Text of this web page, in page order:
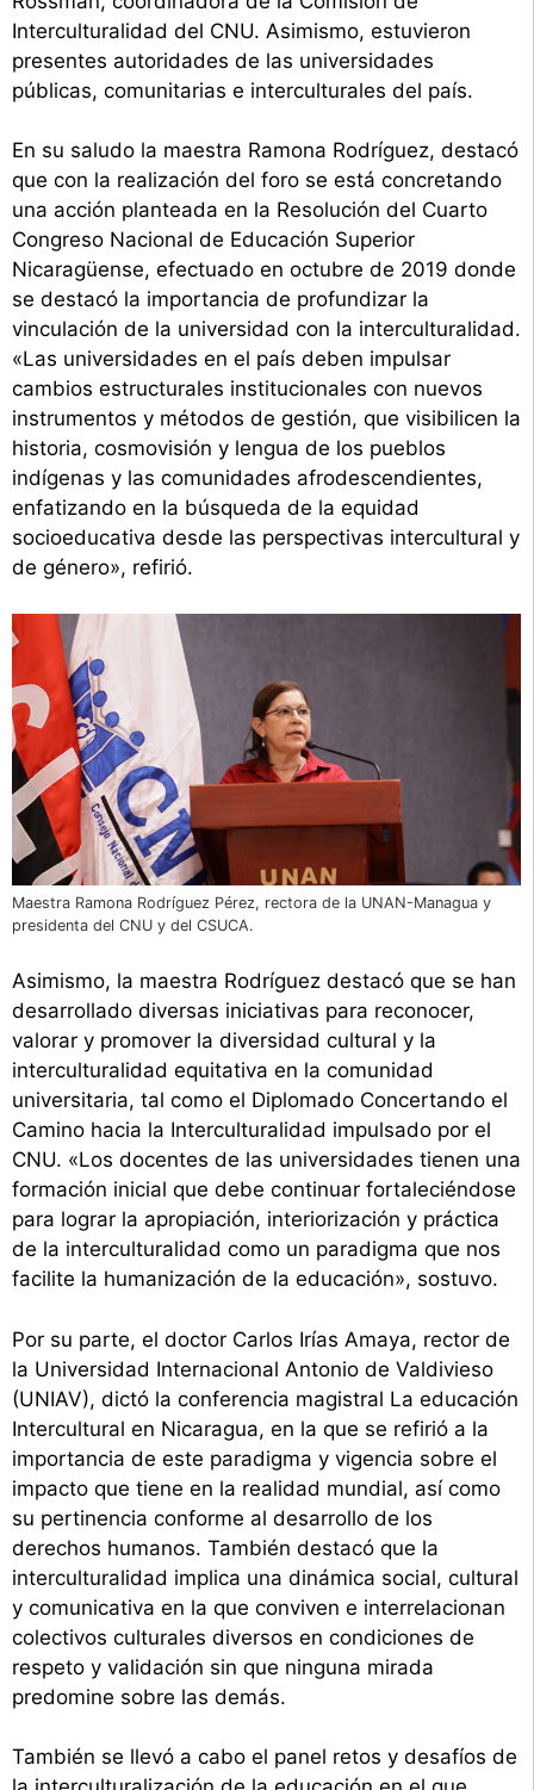
Interculturalidad del CNU. Asimismo, estuvieron
presentes autoridades de las universidades
públicas, comunitarias e interculturales del país.
En su saludo la maestra Ramona Rodríguez, destacó
que con la realización del foro se está concretando
una acción planteada en la Resolución del Cuarto
Congreso Nacional de Educación Superior
Nicaragüense, efectuado en octubre de 2019 donde
se destacó la importancia de profundizar la
vinculación de la universidad con la interculturalidad.
«Las universidades en el país deben impulsar
cambios estructurales institucionales con nuevos
instrumentos y métodos de gestión, que visibilicen la
historia, cosmovisión y lengua de los pueblos
indígenas y las comunidades afrodescendientes,
enfatizando en la búsqueda de la equidad
socioeducativa desde las perspectivas intercultural y
de género», refirió.
Maestra Ramona Rodríguez Pérez, rectora de la UNAN-Managua y
presidenta del CNU y del CSUCA.
Asimismo, la maestra Rodríguez destacó que se han
desarrollado diversas iniciativas para reconocer,
valorar y promover la diversidad cultural y la
interculturalidad equitativa en la comunidad
universitaria, tal como el Diplomado Concertando el
Camino hacia la Interculturalidad impulsado por el
CNU. «Los docentes de las universidades tienen una
formación inicial que debe continuar fortaleciéndose
para lograr la apropiación, interiorización y práctica
de la interculturalidad como un paradigma que nos
facilite la humanización de la educación», sostuvo.
Por su parte, el doctor Carlos Irías Amaya, rector de
la Universidad Internacional Antonio de Valdivieso
(UNIAV), dictó la conferencia magistral La educación
Intercultural en Nicaragua, en la que se refirió a la
importancia de este paradigma y vigencia sobre el
impacto que tiene en la realidad mundial, así como
su pertinencia conforme al desarrollo de los
derechos humanos. También destacó que la
interculturalidad implica una dinámica social, cultural
y comunicativa en la que conviven e interrelacionan
colectivos culturales diversos en condiciones de
respeto y validación sin que ninguna mirada
predomine sobre las demás.
También se llevó a cabo el panel retos y desafíos de